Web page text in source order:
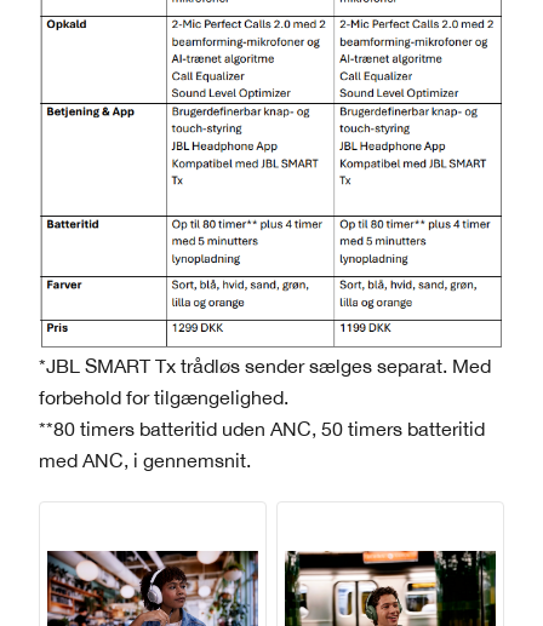
*JBL SMART Tx trådløs sender sælges separat. Med
forbehold for tilgængelighed.
**80 timers batteritid uden ANC, 50 timers batteritid
med ANC, i gennemsnit.